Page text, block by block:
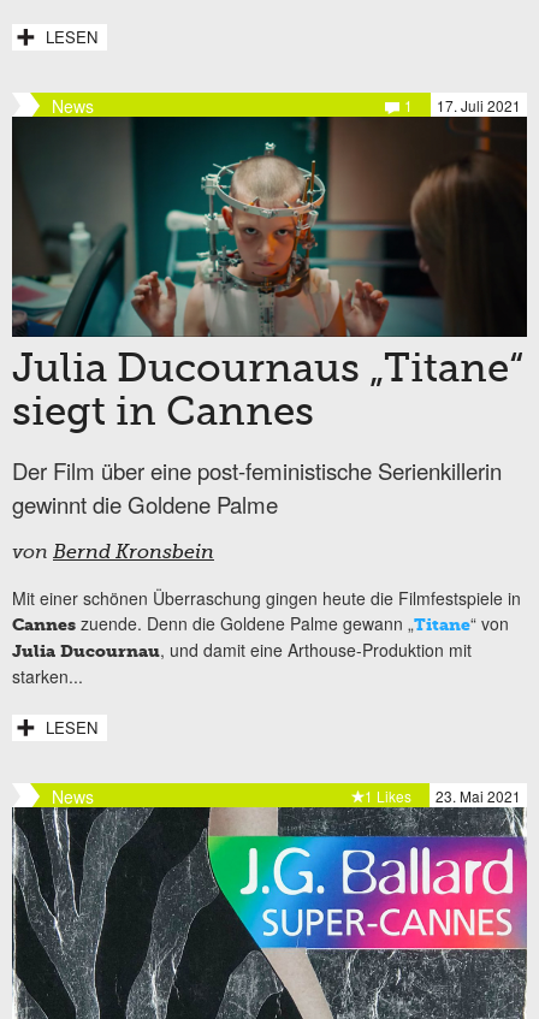
LESEN
News 17. Juli 2021
1
Julia Ducournaus „Titane“
siegt in Cannes
Der Film über eine post-feministische Serienkillerin
gewinnt die Goldene Palme
von Bernd Kronsbein
Mit einer schönen Überraschung gingen heute die Filmfestspiele in
Cannes zuende. Denn die Goldene Palme gewann „Titane“ von
Julia Ducournau, und damit eine Arthouse-Produktion mit
starken...
LESEN
News 23. Mai 2021
1 Likes